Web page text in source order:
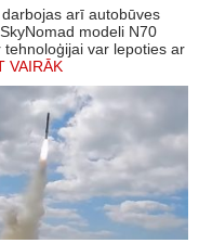
arī autobūves
modeli N70
var lepoties ar
VAIRĀK